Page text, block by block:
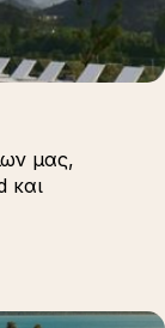
μας,
και